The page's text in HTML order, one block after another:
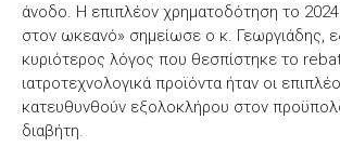
άνοδο. Η επιπλέον χρηματοδότηση το
στον ωκεανό» σημείωσε ο κ. Γεωργιάδης,
κυριότερος λόγος που θεσπίστηκε το
ιατροτεχνολογικά προϊόντα ήταν οι
κατευθυνθούν εξολοκλήρου στον
διαβήτη.